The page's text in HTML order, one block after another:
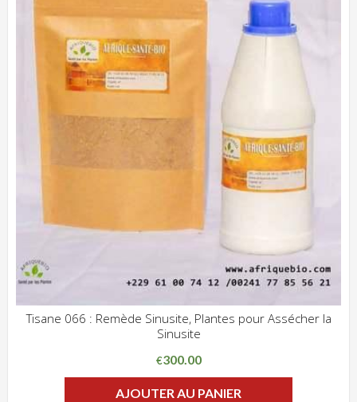
Tisane 066 : Remède Sinusite, Plantes pour Assécher la
Sinusite
€300.00
AJOUTER AU PANIER